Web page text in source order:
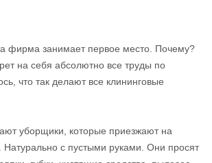
фирма занимает первое место. Почему?
на себя абсолютно все труды по
что так делают все клининговые
уборщики, которые приезжают на
Натурально с пустыми руками. Они просят